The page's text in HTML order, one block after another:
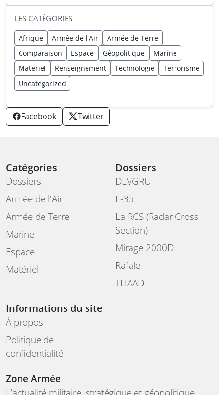
LES CATÉGORIES
Afrique Armée de l'Air
Armée de Terre
Comparaison
Espace Géopolitique
Marine
Matériel
Renseignement Technologie
Terrorisme
Uncategorized
Facebook Twitter
Catégories
Dossiers
Armée de l'Air
Armée de Terre
Marine
Espace
Matériel
Dossiers
DEVGRU
F-35
La RCS (Radar Cross
Section)
Mirage 2000D
Rafale
THAAD
Informations du site
À propos
Politique de
confidentialité
Zone Armée